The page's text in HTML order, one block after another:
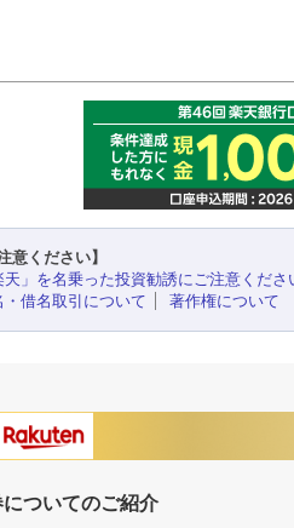
意ください】
天」を名乗った投資勧誘にご注意くださ
・借名取引について
著作権について
ついてのご紹介